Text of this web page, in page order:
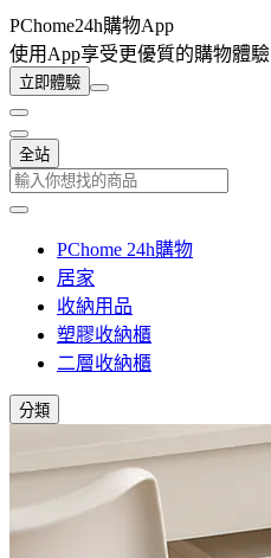
PChome24h購物App
使用App享受更優質的購物體驗
立即體驗
全站
PChome 24h購物
居家
收納用品
塑膠收納櫃
二層收納櫃
分類